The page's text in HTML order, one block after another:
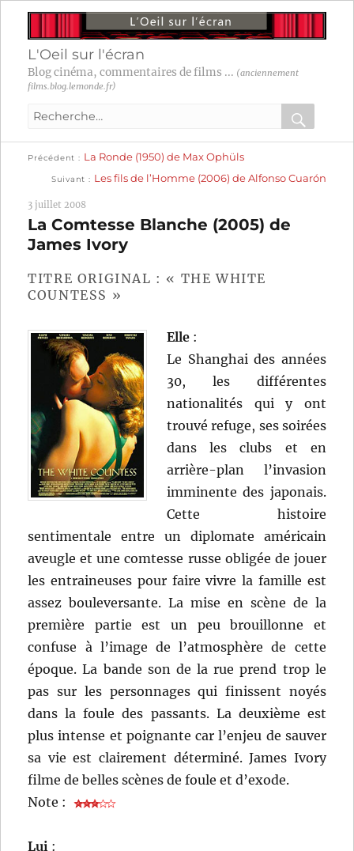
L'Oeil sur l'écran
Blog cinéma, commentaires de films ... (anciennement
films.blog.lemonde.fr)
Recherche
:
OK
Navigation
l’article
Précédent
précédente :
La Ronde (1950) de Max Ophüls
Suivant
suivante :
Les fils de l’Homme (2006) de Alfonso Cuarón
3 juillet 2008
La Comtesse Blanche (2005) de
James Ivory
TITRE ORIGINAL : « THE WHITE
COUNTESS »
Elle :
Le Shanghai des années
30, les différentes
nationalités qui y ont
trouvé refuge, ses soirées
dans les clubs et en
arrière-plan l’invasion
imminente des japonais.
Cette histoire
sentimentale entre un diplomate américain
aveugle et une comtesse russe obligée de jouer
les entraineuses pour faire vivre la famille est
assez bouleversante. La mise en scène de la
première partie est un peu brouillonne et
confuse à l’image de l’atmosphère de cette
époque. La bande son de la rue prend trop le
pas sur les personnages qui finissent noyés
dans la foule des passants. La deuxième est
plus intense et poignante car l’enjeu de sauver
sa vie est clairement déterminé. James Ivory
filme de belles scènes de foule et d’exode.
Note :
Lui :